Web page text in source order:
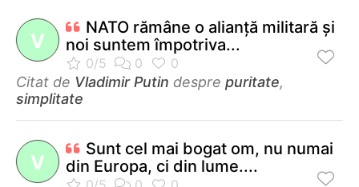
V
NATO rămâne o alianţă militară şi
noi suntem împotriva...
Citat de Vladimir Putin despre puritate,
simplitate
V
Sunt cel mai bogat om, nu numai
din Europa, ci din lume....